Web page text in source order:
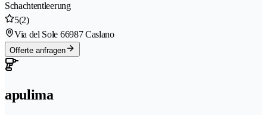
Schachtentleerung
5(2)
Via del Sole 66987 Caslano
Offerte anfragen
apulima